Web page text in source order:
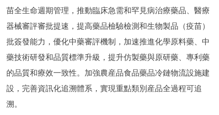
苗全生命週期管理，推動臨床急需和罕見病治療藥品、醫療
器械審評審批提速，提高藥品檢驗檢測和生物製品（疫苗）
批簽發能力，優化中藥審評機制，加速推進化學原料藥、中
藥技術研發和品質標準升級，提升仿製藥與原研藥、專利藥
的品質和療效一致性。加強農産品食品藥品冷鏈物流設施建
設，完善資訊化追溯體系，實現重點類別産品全過程可追
溯。